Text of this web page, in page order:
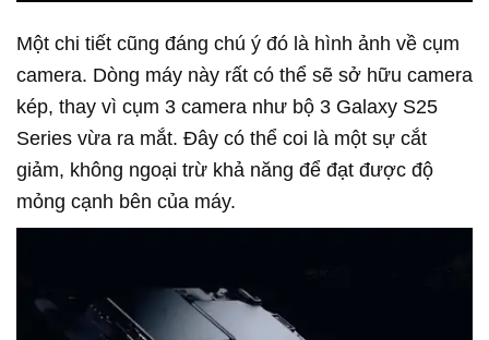
Một chi tiết cũng đáng chú ý đó là hình ảnh về cụm
camera. Dòng máy này rất có thể sẽ sở hữu camera
kép, thay vì cụm 3 camera như bộ 3 Galaxy S25
Series vừa ra mắt. Đây có thể coi là một sự cắt
giảm, không ngoại trừ khả năng để đạt được độ
mỏng cạnh bên của máy.